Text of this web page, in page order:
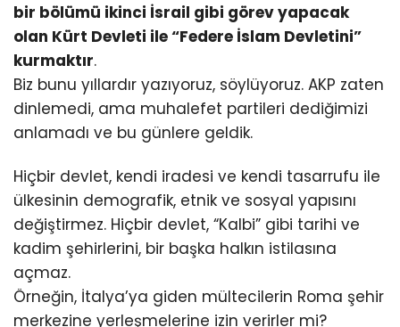
bir bölümü ikinci İsrail gibi görev yapacak
olan Kürt Devleti ile “Federe İslam Devletini”
kurmaktır.
Biz bunu yıllardır yazıyoruz, söylüyoruz. AKP zaten
dinlemedi, ama muhalefet partileri dediğimizi
anlamadı ve bu günlere geldik.
Hiçbir devlet, kendi iradesi ve kendi tasarrufu ile
ülkesinin demografik, etnik ve sosyal yapısını
değiştirmez. Hiçbir devlet, “Kalbi” gibi tarihi ve
kadim şehirlerini, bir başka halkın istilasına
açmaz.
Örneğin, İtalya’ya giden mültecilerin Roma şehir
merkezine yerleşmelerine izin verirler mi?